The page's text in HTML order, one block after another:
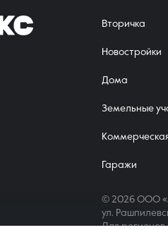
Вторичка
Новостройки
Дома
Земельные
Гаражи
© 2026 ООО
ул.
Для